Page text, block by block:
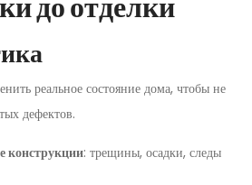
реальное состояние дома, чтобы не
дефектов.
конструкции: трещины, осадки, следы